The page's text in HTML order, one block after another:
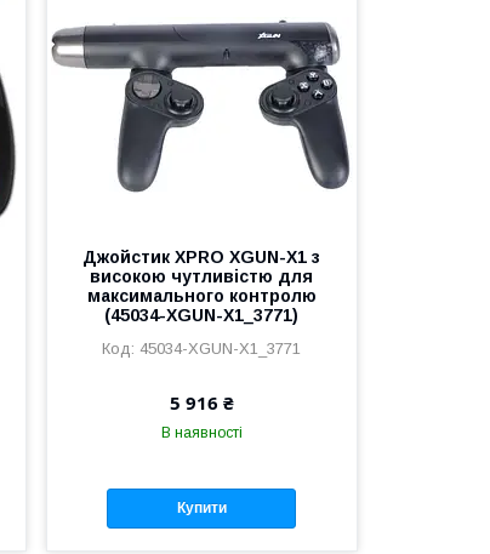
Джойстик XPRO XGUN-X1 з
високою чутливістю для
максимального контролю
(45034-XGUN-X1_3771)
45034-XGUN-X1_3771
5 916 ₴
В наявності
Купити